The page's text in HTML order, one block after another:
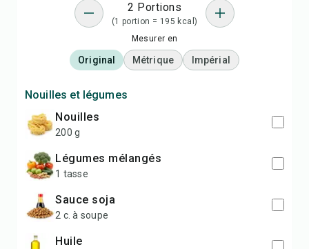
2 Portions
(1 portion = 195 kcal)
Mesurer en
Original Métrique Impérial
Nouilles et légumes
nouilles
200 g
légumes mélangés
1 tasse
sauce soja
2 c. à soupe
huile